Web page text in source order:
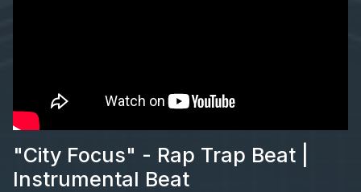
"City Focus" - Rap Trap Beat |
Instrumental Beat